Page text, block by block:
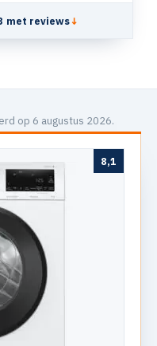
met reviews↓
op 6 augustus 2026.
8,1